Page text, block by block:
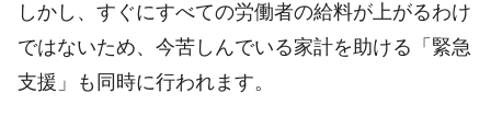
しかし、すぐにすべての労働者の給料が上がるわけ
ではないため、今苦しんでいる家計を助ける「緊急
支援」も同時に行われます。